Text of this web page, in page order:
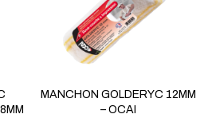
MANCHON GOLDERYC 12MM
– OCAI